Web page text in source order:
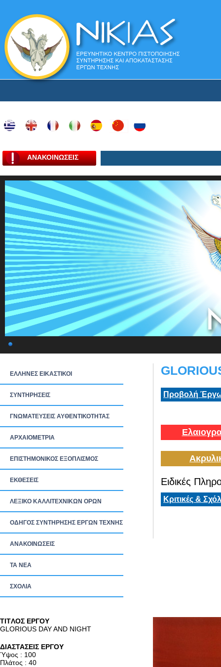
ΑΝΑΚΟΙΝΩΣΕΙΣ
ΕΛΛΗΝΕΣ ΕΙΚΑΣΤΙΚΟΙ
ΣΥΝΤΗΡΗΣΕΙΣ
ΓΝΩΜΑΤΕΥΣΕΙΣ ΑΥΘΕΝΤΙΚΟΤΗΤΑΣ
ΑΡΧΑΙΟΜΕΤΡΙΑ
ΕΠΙΣΤΗΜΟΝΙΚΟΣ ΕΞΟΠΛΙΣΜΟΣ
ΕΚΘΕΣΕΙΣ
ΛΕΞΙΚΟ ΚΑΛΛΙΤΕΧΝΙΚΩΝ ΟΡΩΝ
ΟΔΗΓΟΣ ΣΥΝΤΗΡΗΣΗΣ ΕΡΓΩΝ ΤΕΧΝΗΣ
ΑΝΑΚΟΙΝΩΣΕΙΣ
ΤΑ ΝEΑ
ΣΧΟΛΙΑ
Προβολή
Ειδικές
Κριτικές &
TITΛΟΣ ΕΡΓΟΥ
GLORIOUS DAY AND NIGHT
ΔΙΑΣΤΑΣΕΙΣ ΕΡΓΟΥ
Ύψος : 100
Πλάτος : 40